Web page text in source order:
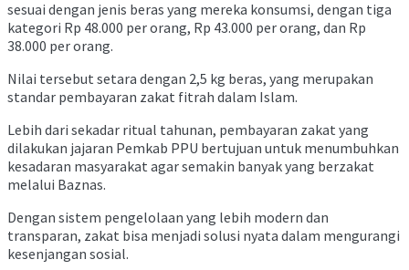
sesuai dengan jenis beras yang mereka konsumsi, dengan tiga
kategori Rp 48.000 per orang, Rp 43.000 per orang, dan Rp
38.000 per orang.
Nilai tersebut setara dengan 2,5 kg beras, yang merupakan
standar pembayaran zakat fitrah dalam Islam.
Lebih dari sekadar ritual tahunan, pembayaran zakat yang
dilakukan jajaran Pemkab PPU bertujuan untuk menumbuhkan
kesadaran masyarakat agar semakin banyak yang berzakat
melalui Baznas.
Dengan sistem pengelolaan yang lebih modern dan
transparan, zakat bisa menjadi solusi nyata dalam mengurangi
kesenjangan sosial.